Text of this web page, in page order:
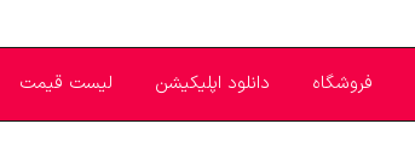
فروشگاه دانلود اپلیکیشن لیست قیمت